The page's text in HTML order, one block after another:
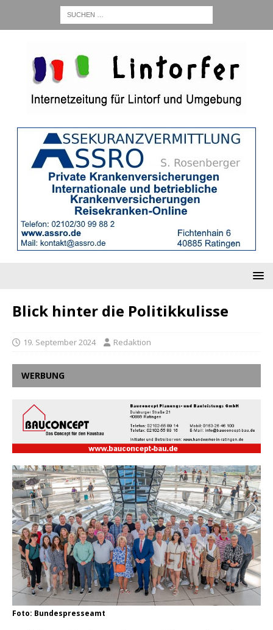
Blick hinter die Politikkulisse
19. September 2024 Redaktion
WERBUNG
Foto: Bundespresseamt